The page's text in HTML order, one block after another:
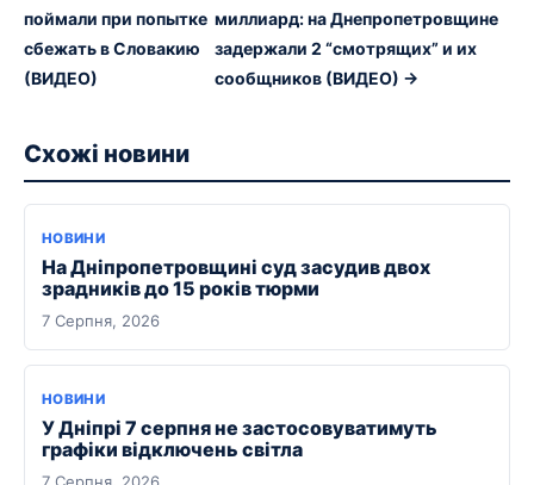
поймали при попытке
сбежать в Словакию
(ВИДЕО)
миллиард: на Днепропетровщине
задержали 2 “смотрящих” и их
сообщников (ВИДЕО) →
Схожі новини
НОВИНИ
На Дніпропетровщині суд засудив двох
зрадників до 15 років тюрми
7 Серпня, 2026
НОВИНИ
У Дніпрі 7 серпня не застосовуватимуть
графіки відключень світла
7 Серпня, 2026